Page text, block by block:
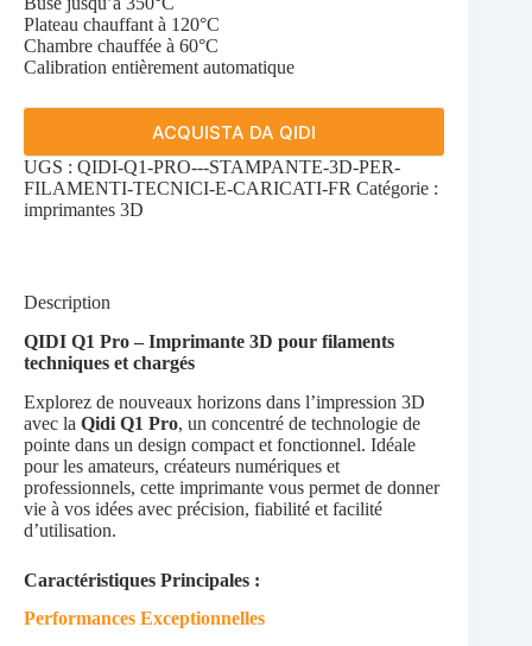
Plateau chauffant à 120°C
Chambre chauffée à 60°C
Calibration entièrement automatique
ACQUISTA DA QIDI
UGS : QIDI-Q1-PRO---STAMPANTE-3D-PER-
FILAMENTI-TECNICI-E-CARICATI-FR Catégorie :
imprimantes 3D
Description
QIDI Q1 Pro – Imprimante 3D pour filaments
techniques et chargés
Explorez de nouveaux horizons dans l’impression 3D
avec la Qidi Q1 Pro, un concentré de technologie de
pointe dans un design compact et fonctionnel. Idéale
pour les amateurs, créateurs numériques et
professionnels, cette imprimante vous permet de donner
vie à vos idées avec précision, fiabilité et facilité
d’utilisation.
Caractéristiques Principales :
Performances Exceptionnelles